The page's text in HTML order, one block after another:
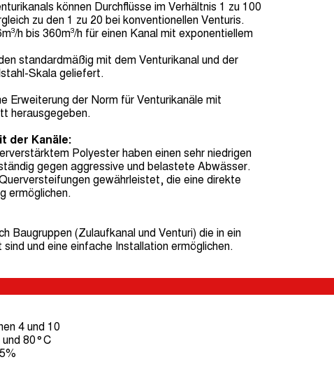
können Durchflüsse im Verhältnis 1 zu 100
zu den 1 zu 20 bei konventionellen Venturis.
h bis 360m³/h für einen Kanal mit exponentiellem
standardmäßig mit dem Venturikanal und der
Skala geliefert.
Erweiterung der Norm für Venturikanäle mit
herausgegeben.
der Kanäle:
Polyester haben einen sehr niedrigen
gegen aggressive und belastete Abwässer.
gewährleistet, die eine direkte
ermöglichen.
Baugruppen (Zulaufkanal und Venturi) die in ein
und eine einfache Installation ermöglichen.
4 und 10
und 80°C